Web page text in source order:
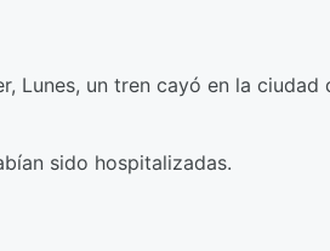
Lunes, un tren cayó en la
sido hospitalizadas.